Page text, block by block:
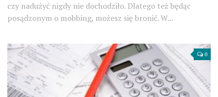
czy nadużyć nigdy nie dochodziło. Dlatego też będąc
posądzonym o mobbing, możesz się bronić. W...
0